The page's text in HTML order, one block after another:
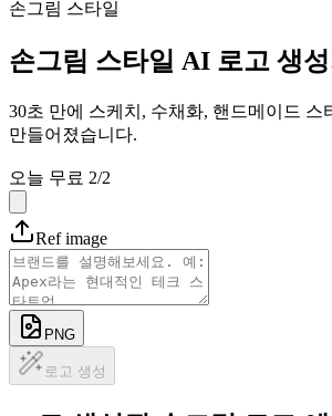
손그림 스타일
손그림스타일 AI 로고 생성
30초 만에 스케치, 수채화, 핸드메이드
만들어졌습니다.
오늘 무료 2/2